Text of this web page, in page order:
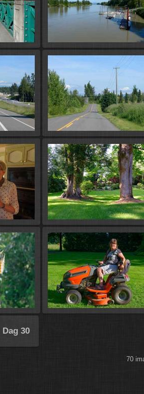
Dag 30
70